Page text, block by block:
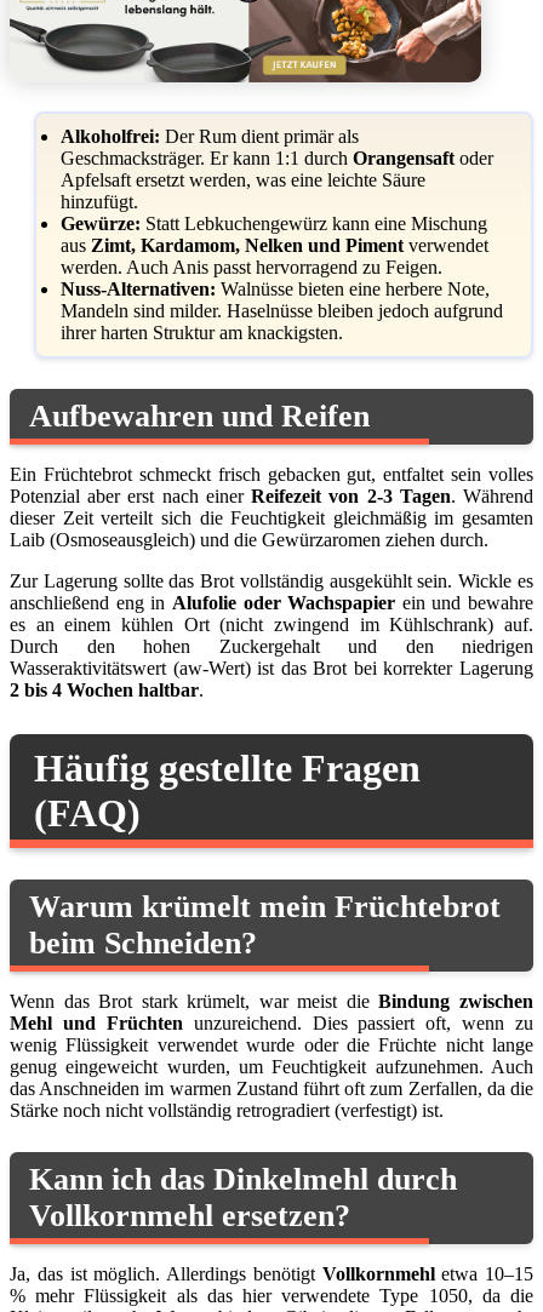
Alkoholfrei: Der Rum dient primär als
Geschmacksträger. Er kann 1:1 durch Orangensaft oder
Apfelsaft ersetzt werden, was eine leichte Säure
hinzufügt.
Gewürze: Statt Lebkuchengewürz kann eine Mischung
aus Zimt, Kardamom, Nelken und Piment verwendet
werden. Auch Anis passt hervorragend zu Feigen.
Nuss-Alternativen: Walnüsse bieten eine herbere Note,
Mandeln sind milder. Haselnüsse bleiben jedoch aufgrund
ihrer harten Struktur am knackigsten.
Aufbewahren und Reifen
Ein Früchtebrot schmeckt frisch gebacken gut, entfaltet sein volles
Potenzial aber erst nach einerReifezeit von 2-3 Tagen. Während
dieser Zeit verteilt sich die Feuchtigkeit gleichmäßig im gesamten
Laib (Osmoseausgleich) und die Gewürzaromen ziehen durch.
Zur Lagerung sollte das Brot vollständig ausgekühlt sein. Wickle es
anschließend eng in Alufolie oder Wachspapier ein und bewahre
es an einem kühlen Ort (nicht zwingend im Kühlschrank) auf.
Durch den hohen Zuckergehalt und den niedrigen
Wasseraktivitätswert (aw-Wert) ist das Brot bei korrekter Lagerung
2 bis 4 Wochen haltbar.
Häufig gestellte Fragen
(FAQ)
Warum krümelt mein Früchtebrot
beim Schneiden?
Wenn das Brot stark krümelt, war meist dieBindung zwischen
Mehl und Früchten unzureichend. Dies passiert oft, wenn zu
wenig Flüssigkeit verwendet wurde oder die Früchte nicht lange
genug eingeweicht wurden, um Feuchtigkeit aufzunehmen. Auch
das Anschneiden im warmen Zustand führt oft zum Zerfallen, da die
Stärke noch nicht vollständig retrogradiert (verfestigt) ist.
Kann ich das Dinkelmehl durch
Vollkornmehl ersetzen?
Ja, das ist möglich. Allerdings benötigt Vollkornmehletwa 10–15
% mehr Flüssigkeit als das hier verwendete Type 1050, da die